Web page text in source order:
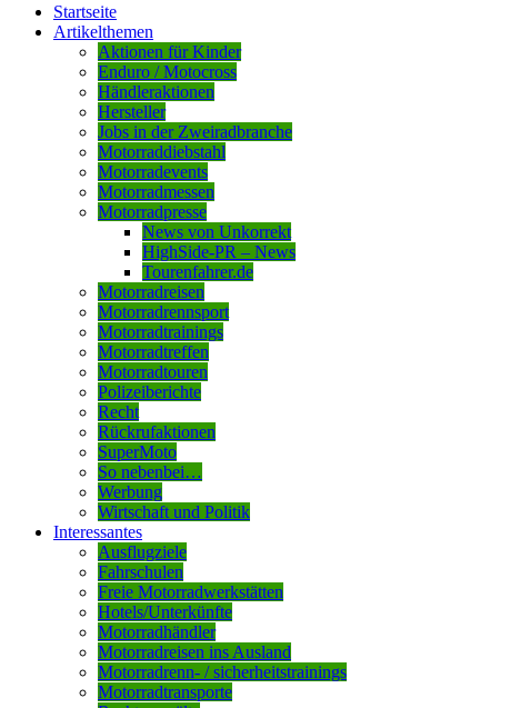
Startseite
Artikelthemen
Aktionen für Kinder
Enduro / Motocross
Händleraktionen
Hersteller
Jobs in der Zweiradbranche
Motorraddiebstahl
Motorradevents
Motorradmessen
Motorradpresse
News von Unkorrekt
HighSide-PR – News
Tourenfahrer.de
Motorradreisen
Motorradrennsport
Motorradtrainings
Motorradtreffen
Motorradtouren
Polizeiberichte
Recht
Rückrufaktionen
SuperMoto
So nebenbei…
Werbung
Wirtschaft und Politik
Interessantes
Ausflugziele
Fahrschulen
Freie Motorradwerkstätten
Hotels/Unterkünfte
Motorradhändler
Motorradreisen ins Ausland
Motorradrenn- / sicherheitstrainings
Motorradtransporte